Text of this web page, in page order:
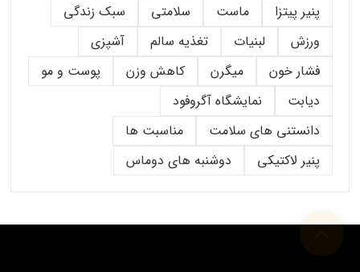
پنیر پیتزا
ماست سلامتی
سبک زندگی
ورزش
لبنیات تغذیه سالم
آشپزی
فشار خون
میگرن کاهش وزن
پوست و مو
دیابت
نمایشگاه آگروفود
دانستنی های سلامت
مناسبت ها
پنیر لاکتیکی
دوشنبه های دوماس